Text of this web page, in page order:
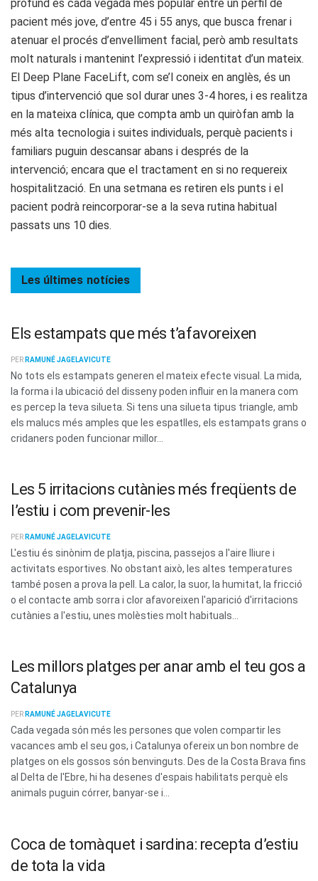
profund és cada vegada més popular entre un perfil de
pacient més jove, d’entre 45 i 55 anys, que busca frenar i
atenuar el procés d’envelliment facial, però amb resultats
molt naturals i mantenint l’expressió i identitat d’un mateix.
El Deep Plane FaceLift, com se’l coneix en anglès, és un
tipus d’intervenció que sol durar unes 3-4 hores, i es realitza
en la mateixa clínica, que compta amb un quiròfan amb la
més alta tecnologia i suites individuals, perquè pacients i
familiars puguin descansar abans i després de la
intervenció; encara que el tractament en si no requereix
hospitalització. En una setmana es retiren els punts i el
pacient podrà reincorporar-se a la seva rutina habitual
passats uns 10 dies.
Les últimes notícies
Els estampats que més t’afavoreixen
PER RAMUNÉ JAGELAVICUTE
No tots els estampats generen el mateix efecte visual. La mida,
la forma i la ubicació del disseny poden influir en la manera com
es percep la teva silueta. Si tens una silueta tipus triangle, amb
els malucs més amples que les espatlles, els estampats grans o
cridaners poden funcionar millor...
Les 5 irritacions cutànies més freqüents de
l’estiu i com prevenir-les
PER RAMUNÉ JAGELAVICUTE
L'estiu és sinònim de platja, piscina, passejos a l'aire lliure i
activitats esportives. No obstant això, les altes temperatures
també posen a prova la pell. La calor, la suor, la humitat, la fricció
o el contacte amb sorra i clor afavoreixen l'aparició d'irritacions
cutànies a l'estiu, unes molèsties molt habituals...
Les millors platges per anar amb el teu gos a
Catalunya
PER RAMUNÉ JAGELAVICUTE
Cada vegada són més les persones que volen compartir les
vacances amb el seu gos, i Catalunya ofereix un bon nombre de
platges on els gossos són benvinguts. Des de la Costa Brava fins
al Delta de l'Ebre, hi ha desenes d'espais habilitats perquè els
animals puguin córrer, banyar-se i...
Coca de tomàquet i sardina: recepta d’estiu
de tota la vida